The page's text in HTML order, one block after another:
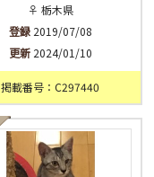
♀ 栃木県
登録2019/07/08
更新2024/01/10
掲載番号：C297440